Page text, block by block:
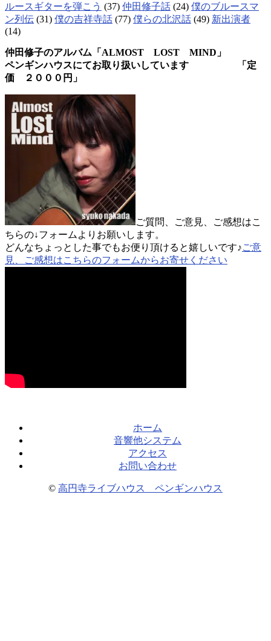
ルースギターを弾こう (37) 仲田修子話 (24) 僕のブルースマ
ン列伝 (31) 僕の吉祥寺話 (77) 僕らの北沢話 (49) 新出演者
(14)
仲田修子のアルバム「ALMOST LOST MIND」
ペンギンハウスにてお取り扱いしています 「定
価 ２０００円」
ご質問、ご意見、ご感想はこ
ちらの↓フォームよりお願いします。
どんなちょっとした事でもお便り頂けると嬉しいです♪ご意
見、ご感想はこちらのフォームからお寄せください
ホーム
音響他システム
アクセス
お問い合わせ
© 高円寺ライブハウス ペンギンハウス